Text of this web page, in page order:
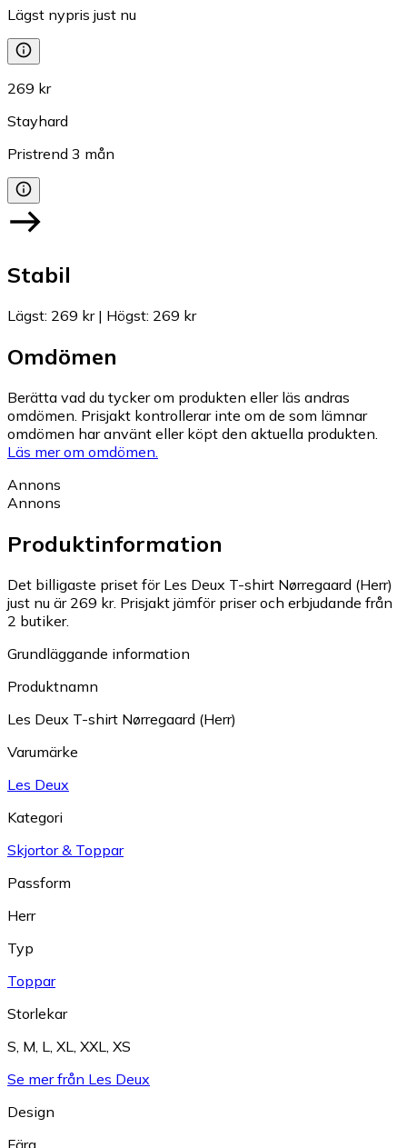
Lägst nypris just nu
269 kr
Stayhard
Pristrend 3 mån
Stabil
Lägst: 269 kr| Högst: 269 kr
Omdömen
Berätta vad du tycker om produkten eller läs andras
omdömen. Prisjakt kontrollerar inte om de som lämnar
omdömen har använt eller köpt den aktuella produkten.
Läs mer om omdömen.
Annons
Annons
Produktinformation
Det billigaste priset för Les Deux T-shirt Nørregaard (Herr)
just nu är 269 kr. Prisjakt jämför priser och erbjudande från
2 butiker.
Grundläggande information
Produktnamn
Les Deux T-shirt Nørregaard (Herr)
Varumärke
Les Deux
Kategori
Skjortor & Toppar
Passform
Herr
Typ
Toppar
Storlekar
S M L XL XXL
XS
Se mer från Les Deux
Design
Färg